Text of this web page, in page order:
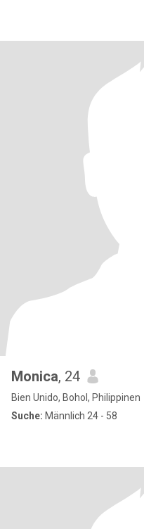
Monica, 24
Bien Unido, Bohol, Philippinen
Suche: Männlich 24 - 58